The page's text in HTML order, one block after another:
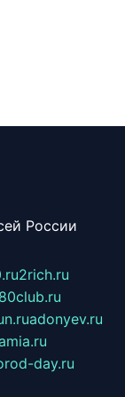
России
2rich.ru
adonyev.ru
day.ru